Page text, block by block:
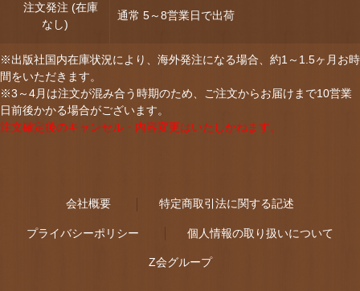
注文発注 (在庫
なし)
通常 5～8営業日で出荷
※出版社国内在庫状況により、海外発注になる場合、約1～1.5ヶ月お時
間をいただきます。
※3～4月は注文が混み合う時期のため、ご注文からお届けまで10営業
日前後かかる場合がございます。
注文確定後のキャンセル・内容変更はいたしかねます。
会社概要 特定商取引法に関する記述
プライバシーポリシー 個人情報の取り扱いについて
Z会グループ